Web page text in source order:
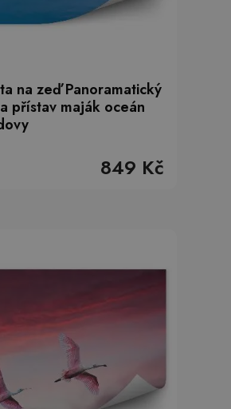
na zeď Panoramatický
přístav maják oceán
849 Kč